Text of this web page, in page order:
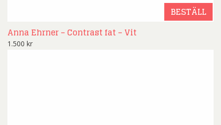
BESTÄLL
Anna Ehrner – Contrast fat – Vit
1.500 kr